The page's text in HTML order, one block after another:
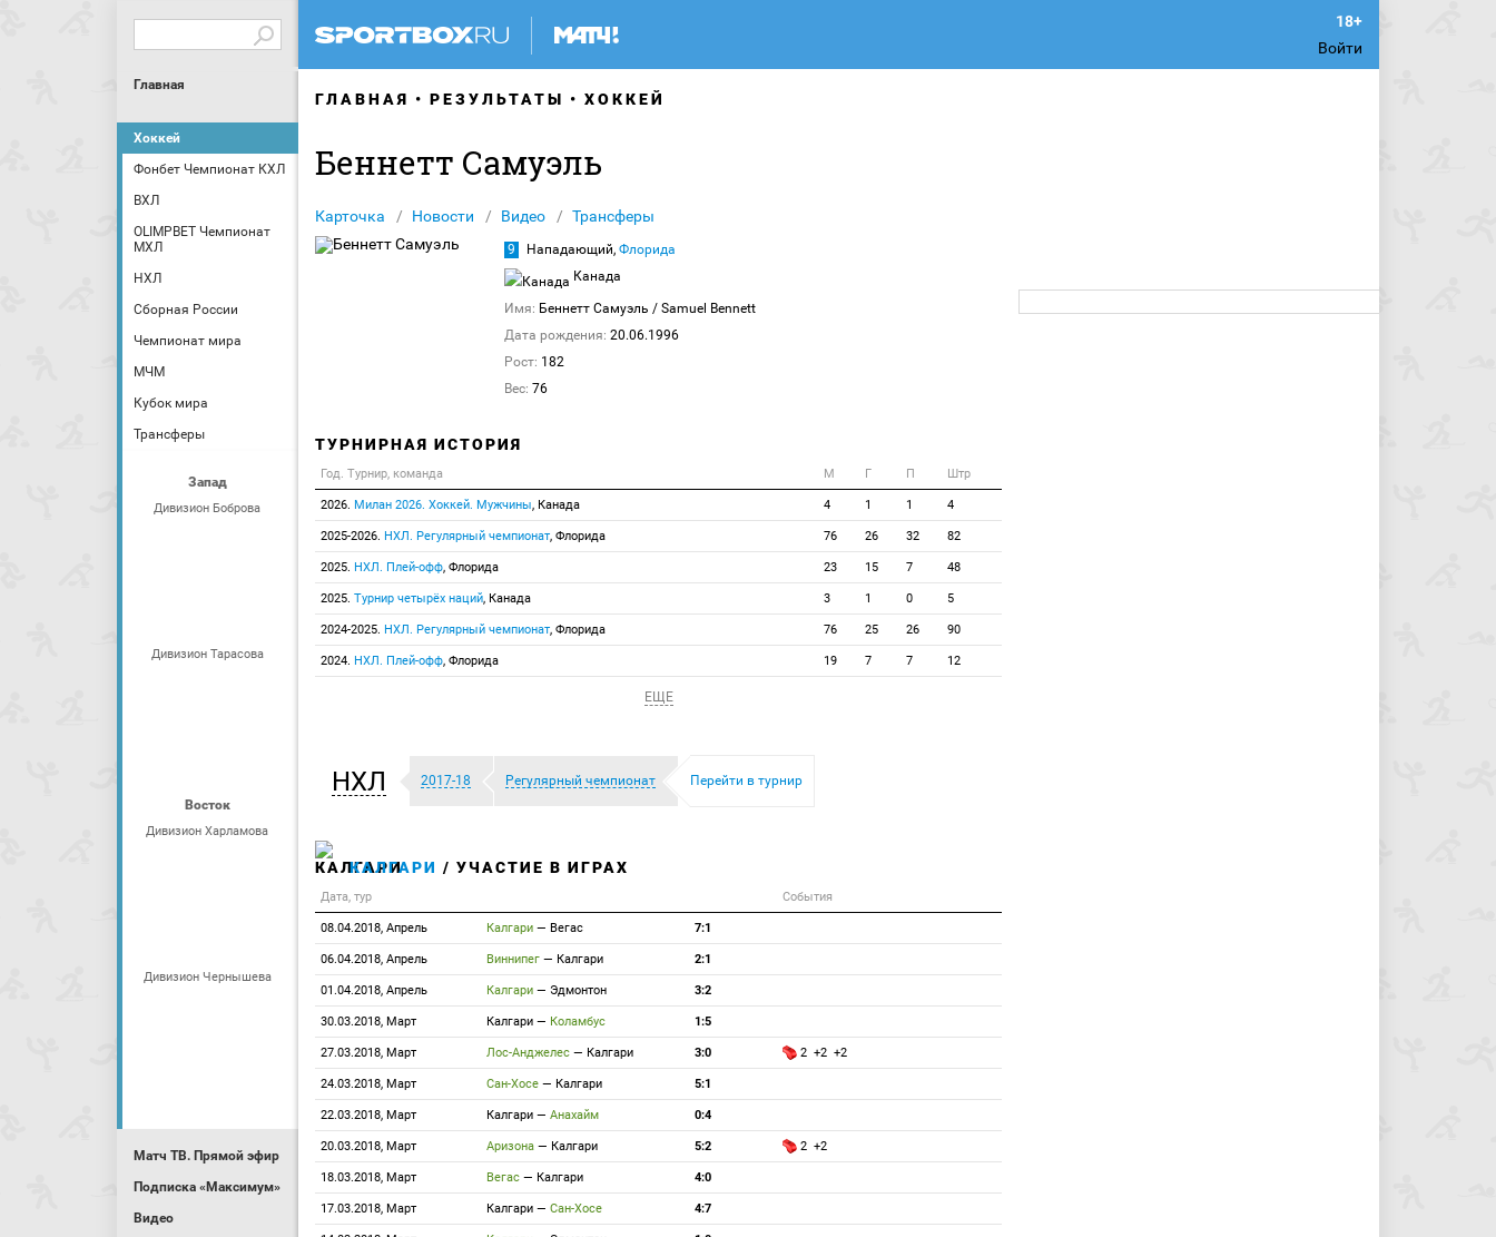
Войти
Главная
Хоккей
Фонбет Чемпионат КХЛ
ВХЛ
OLIMPBET Чемпионат
МХЛ
НХЛ
Сборная России
Чемпионат мира
МЧМ
Кубок мира
Трансферы
Запад
Дивизион Боброва
Дивизион Тарасова
Восток
Дивизион Харламова
Дивизион Чернышева
Матч ТВ. Прямой эфир
Подписка «Максимум»
Видео
ГЛАВНАЯ РЕЗУЛЬТАТЫ ХОККЕЙ
Беннетт Самуэль
Карточка Новости Видео Трансферы
9 Нападающий, Флорида
Канада
Имя: Беннетт Самуэль / Samuel Bennett
Дата рождения: 20.06.1996
Рост: 182
Вес: 76
ТУРНИРНАЯ ИСТОРИЯ
Год. Турнир, команда М Г П Штр
2026. Милан 2026. Хоккей. Мужчины, Канада 4 1 1 4
2025-2026. НХЛ. Регулярный чемпионат, Флорида 76 26 32 82
2025. НХЛ. Плей-офф, Флорида 23 15 7 48
2025. Турнир четырёх наций, Канада 3 1 0 5
2024-2025. НХЛ. Регулярный чемпионат, Флорида 76 25 26 90
2024. НХЛ. Плей-офф, Флорида 19 7 7 12
ЕЩЕ
НХЛ 2017-18 Регулярный чемпионат Перейти в турнир
КАЛГАРИ / УЧАСТИЕ В ИГРАХ
Дата, тур События
08.04.2018, Апрель Калгари — Вегас 7:1
06.04.2018, Апрель Виннипег — Калгари 2:1
01.04.2018, Апрель Калгари — Эдмонтон 3:2
30.03.2018, Март Калгари — Коламбус 1:5
27.03.2018, Март Лос-Анджелес — Калгари 3:0 2 +2 +2
24.03.2018, Март Сан-Хосе — Калгари 5:1
22.03.2018, Март Калгари — Анахайм 0:4
20.03.2018, Март Аризона — Калгари 5:2 2 +2
18.03.2018, Март Вегас — Калгари 4:0
17.03.2018, Март Калгари — Сан-Хосе 4:7